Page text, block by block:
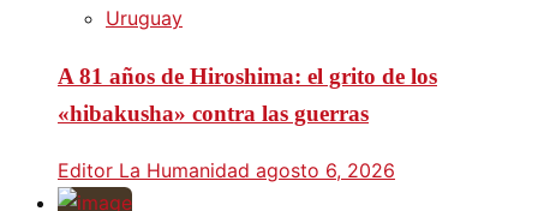
Uruguay
A 81 años de Hiroshima: el grito de los
«hibakusha» contra las guerras
Editor La Humanidad agosto 6, 2026